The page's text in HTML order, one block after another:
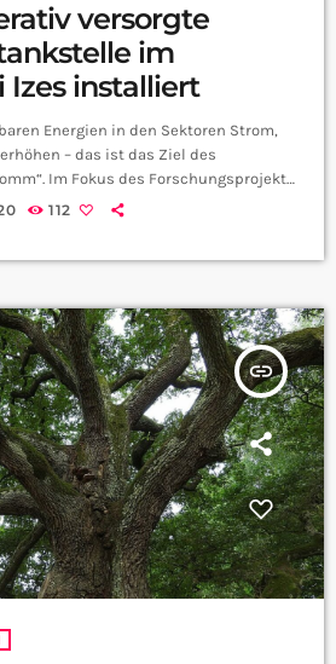
versorgte
im
Izes installiert
Energien in den Sektoren Strom,
– das ist das Ziel des
Im Fokus des Forschungsprojekts
Für Kommunen werden
ein: […]
112
insert_link